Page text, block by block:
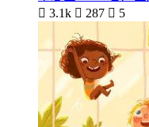
 3.1k  287  5